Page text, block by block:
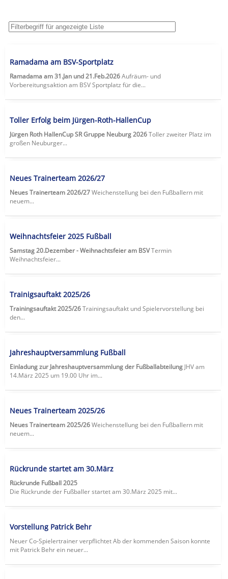
Ramadama am BSV-Sportplatz
Ramadama am 31.Jan und 21.Feb.2026Aufräum- und
Vorbereitungsaktion am BSV Sportplatz für die...
Toller Erfolg beim Jürgen-Roth-HallenCup
Jürgen Roth HallenCup SR Gruppe Neuburg 2026Toller zweiter Platz im
großen Neuburger...
Neues Trainerteam 2026/27
Neues Trainerteam 2026/27Weichenstellung bei den Fußballern mit
neuem...
Weihnachtsfeier 2025 Fußball
Samstag 20.Dezember - Weihnachtsfeier am BSVTermin
Weihnachtsfeier...
Trainigsauftakt 2025/26
Trainingsauftakt 2025/26Trainingsauftakt und Spielervorstellung bei
den...
Jahreshauptversammlung Fußball
Einladung zur Jahreshauptversammlung der FußballabteilungJHV am
14.März 2025 um 19.00 Uhr im...
Neues Trainerteam 2025/26
Neues Trainerteam 2025/26Weichenstellung bei den Fußballern mit
neuem...
Rückrunde startet am 30.März
Rückrunde Fußball 2025
Die Rückrunde der Fußballer startet am 30.März 2025 mit...
Vorstellung Patrick Behr
Neuer Co-Spielertrainer verpflichtet Ab der kommenden Saison konnte
mit Patrick Behr ein neuer...